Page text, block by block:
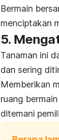
Bermain
menciptakan
5.
Tanaman ini
dan sering
Memberikan
ruang
ditemani